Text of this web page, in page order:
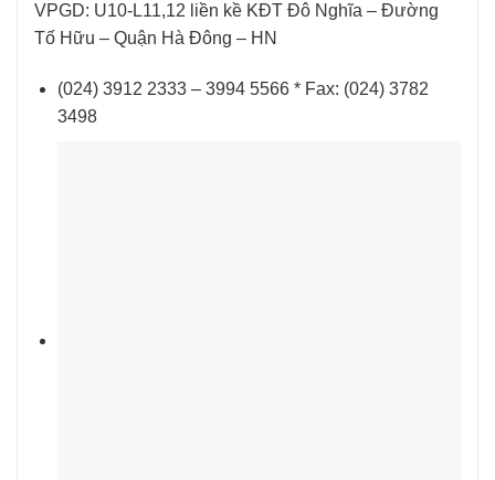
VPGD: U10-L11,12 liền kề KĐT Đô Nghĩa – Đường
Tố Hữu – Quận Hà Đông – HN
(024) 3912 2333 – 3994 5566 * Fax: (024) 3782
3498